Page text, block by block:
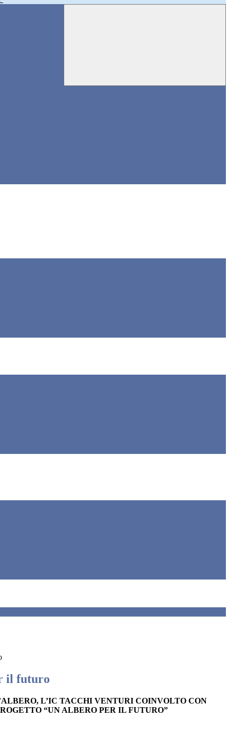
il futuro
L’IC TACCHI VENTURI COINVOLTO CON
“UN ALBERO PER IL FUTURO”